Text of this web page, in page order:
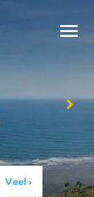
›
Veel ›